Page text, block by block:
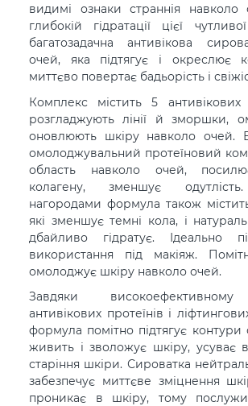
видимі ознаки страннія навколо
глибокій гідратації цієї
багатозадачна антивікова
очей, яка підтягує і окреслює
миттєво повертає бадьорість і
Комплекс містить 5 антивікових
розгладжують лінії й зморшки,
оновлюють шкіру навколо
омолоджувальний протеїновий
область навколо очей,
колагену, зменшує
нагородами формула також
які зменшує темні кола, і
дбайливо гідратує. Ідеально
використання під макіяж.
омолоджує шкіру навколо очей.
Завдяки
антивікових протеїнів і
формула помітно підтягує
живить і зволожує шкіру, усуває
старіння шкіри. Сироватка
забезпечує миттєве зміцнення
проникає в шкіру, тому